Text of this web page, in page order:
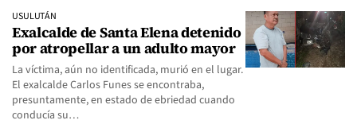
USULUTÁN
Exalcalde de Santa Elena detenido
por atropellar a un adulto mayor
La víctima, aún no identificada, murió en el lugar.
El exalcalde Carlos Funes se encontraba,
presuntamente, en estado de ebriedad cuando
conducía su…